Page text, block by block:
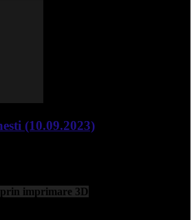
(10.09.2023)
imprimare 3D